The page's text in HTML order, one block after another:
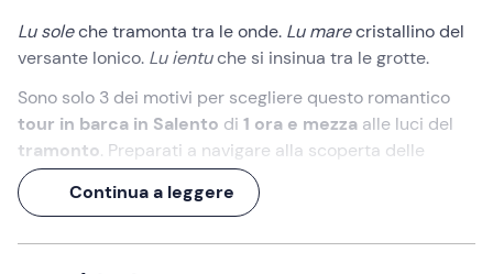
Lu soleche tramonta tra le onde. Lu marecristallino del
versante Ionico. Lu ientuche si insinua tra le grotte.
Sono solo 3 dei motivi per scegliere questo romantico
tour in barca in Salento di 1 ora e mezza alle luci del
tramonto. Preparati a navigare alla scoperta delle
numerose attrazioni della zona, tra
e insenaturericche di miti e leggende.
Untuffo dalla barcae unosnack a bordosaranno la
ciliegina finale!
Continua a leggere